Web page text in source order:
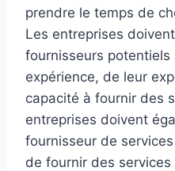
prendre le temps de
Les entreprises
fournisseurs
expérience, de leur
capacité à fournir des
entreprises doivent
fournisseur de
de fournir des